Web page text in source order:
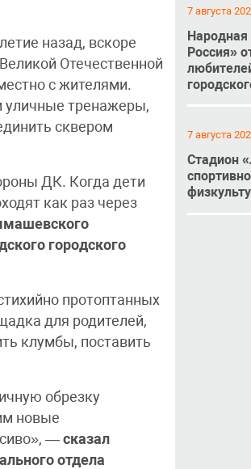
назад, вскоре
Отечественной
с жителями.
уличные тренажеры,
сквером
ДК. Когда дети
как раз через
городского
протоптанных
для родителей,
клумбы, поставить
обрезку
новые
—сказал
отдела
7 августа
Народная
Россия»
7 августа
Стадион